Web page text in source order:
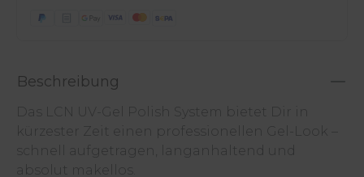
Beschreibung
Das LCN UV-Gel Polish System bietet Dir in
kürzester Zeit einen professionellen Gel-Look –
schnell aufgetragen, langanhaltend und
absolut makellos.